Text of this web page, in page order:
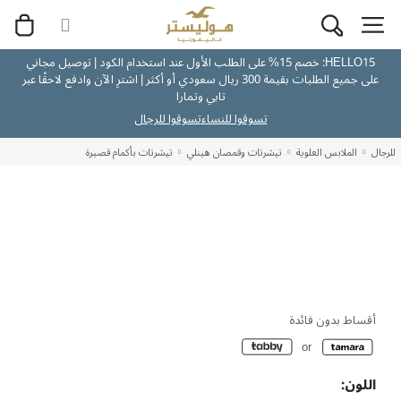
HELLO15: خصم 15% على الطلب الأول عند استخدام الكود | توصيل مجاني
على جميع الطلبات بقيمة 300 ريال سعودي أو أكثر | اشترِ الآن وادفع لاحقًا عبر
تابي وتمارا
تسوقوا للنساءتسوقوا للرجال
للرجال الملابس العلوية تيشرتات وقمصان هينلي تيشرتات بأكمام قصيرة
أقساط بدون فائدة
اللون: